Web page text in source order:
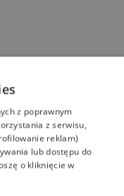
z poprawnym
z serwisu,
reklam)
lub dostępu do
o kliknięcie w